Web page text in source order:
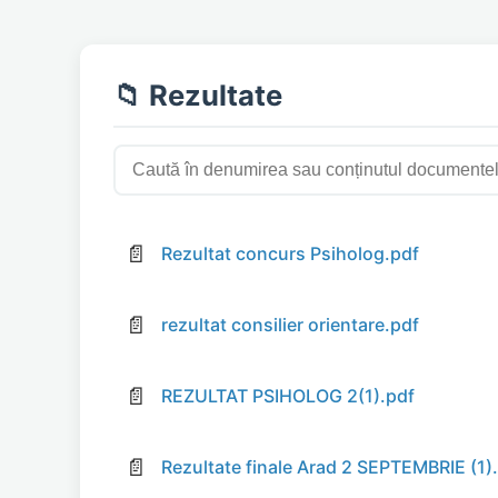
📁 Rezultate
📄 Rezultat concurs Psiholog.pdf
📄 rezultat consilier orientare.pdf
📄 REZULTAT PSIHOLOG 2(1).pdf
📄 Rezultate finale Arad 2 SEPTEMBRIE